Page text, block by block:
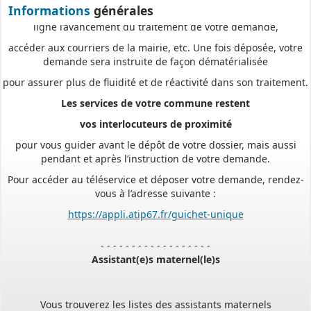
Informations générales
ligne l’avancement du traitement de votre demande,
accéder aux courriers de la mairie, etc. Une fois déposée, votre
demande sera instruite de façon dématérialisée
pour assurer plus de fluidité et de réactivité dans son traitement.
Les services de votre commune restent
vos interlocuteurs de proximité
pour vous guider avant le dépôt de votre dossier, mais aussi
pendant et après l’instruction de votre demande.
Pour accéder au téléservice et déposer votre demande, rendez-
vous à l’adresse suivante :
https://appli.atip67.fr/guichet-unique
- - - - - - - - - - - - - - - - - -
et MAM par commune sur le site :https://www.bas-rhin.fr/carte-